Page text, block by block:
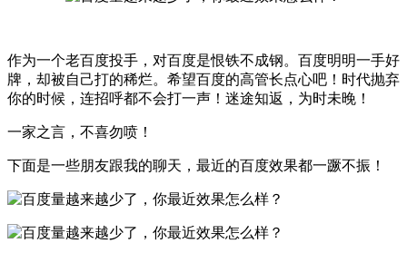
作为一个老百度投手，对百度是恨铁不成钢。百度明明一手好
牌，却被自己打的稀烂。希望百度的高管长点心吧！时代抛弃
你的时候，连招呼都不会打一声！迷途知返，为时未晚！
一家之言，不喜勿喷！
下面是一些朋友跟我的聊天，最近的百度效果都一蹶不振！